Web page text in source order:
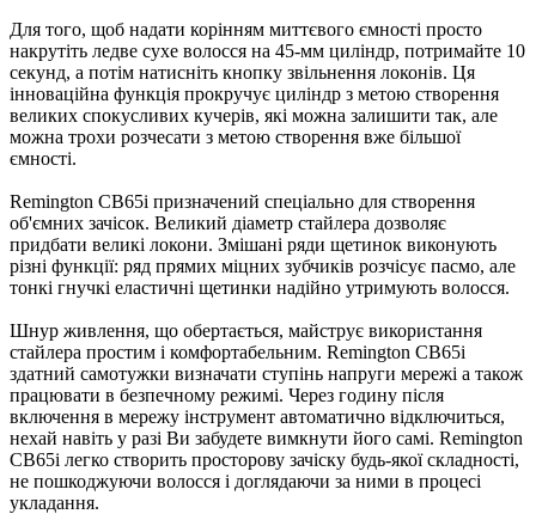
Для того, щоб надати корінням миттєвого ємності просто
накрутіть ледве сухе волосся на 45-мм циліндр, потримайте 10
секунд, а потім натисніть кнопку звільнення локонів. Ця
інноваційна функція прокручує циліндр з метою створення
великих спокусливих кучерів, які можна залишити так, але
можна трохи розчесати з метою створення вже більшої
ємності.
Remington CB65i призначений спеціально для створення
об'ємних зачісок. Великий діаметр стайлера дозволяє
придбати великі локони. Змішані ряди щетинок виконують
різні функції: ряд прямих міцних зубчиків розчісує пасмо, але
тонкі гнучкі еластичні щетинки надійно утримують волосся.
Шнур живлення, що обертається, майструє використання
стайлера простим і комфортабельним. Remington CB65i
здатний самотужки визначати ступінь напруги мережі а також
працювати в безпечному режимі. Через годину після
включення в мережу інструмент автоматично відключиться,
нехай навіть у разі Ви забудете вимкнути його самі. Remington
CB65i легко створить просторову зачіску будь-якої складності,
не пошкоджуючи волосся і доглядаючи за ними в процесі
укладання.